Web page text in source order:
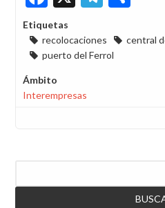
Etiquetas
recolocaciones
central
puerto del Ferrol
Ámbito
Interempresas